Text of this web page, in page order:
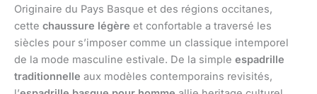
Originaire du Pays Basque et des régions occitanes,
cette chaussure légère et confortable a traversé les
siècles pour s’imposer comme un classique intemporel
de la mode masculine estivale. De la simple espadrille
traditionnelle aux modèles contemporains revisités,